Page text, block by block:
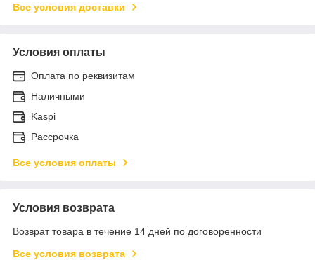
Все условия доставки
Условия оплаты
Оплата по реквизитам
Наличными
Kaspi
Рассрочка
Все условия оплаты
Условия возврата
Возврат товара в течение 14 дней по договоренности
Все условия возврата